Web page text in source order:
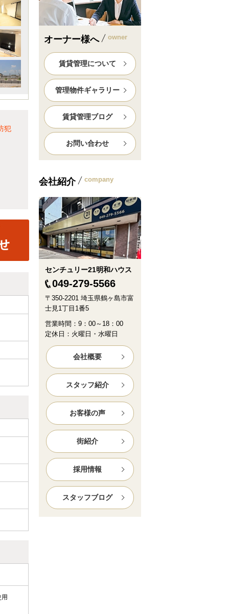
犯
オーナー様へ owner
賃貸管理について
管理物件ギャラリー
賃貸管理ブログ
お問い合わせ
会社紹介 company
センチュリー21明和ハウス
049-279-5566
〒350-2201 埼玉県鶴ヶ島市富
士見1丁目1番5
営業時間：9：00～18：00
定休日：火曜日・水曜日
会社概要
スタッフ紹介
お客様の声
街紹介
採用情報
スタッフブログ